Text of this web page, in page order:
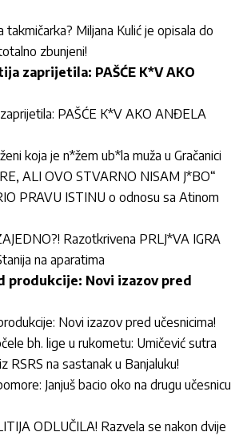
takmičarka? Miljana Kulić je opisala do
zbunjeni!
zaprijetila: PAŠĆE K*V AKO
PAŠĆE K*V AKO ANĐELA
koja je n*žem ub*la muža u Gračanici
ALI OVO STVARNO NISAM J*BO“
PRAVU ISTINU o odnosu sa Atinom
Razotkrivena PRLJ*VA IGRA
na aparatima
produkcije: Novi izazov pred
Novi izazov pred učesnicima!
bh. lige u rukometu: Umičević sutra
RSRS na sastanak u Banjaluku!
Janjuš bacio oko na drugu učesnicu
ODLUČILA! Razvela se nakon dvije